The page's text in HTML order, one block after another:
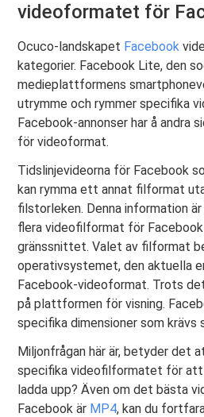
videoformatet för
Ocuco-landskapet Facebook
kategorier. Facebook Lite, den
medieplattformens
utrymme och rymmer specifika
Facebook-annonser har å andra
för videoformat.
Tidslinjevideorna för Facebook
kan rymma ett annat filformat
filstorleken. Denna information
flera videofilformat för
gränssnittet. Valet av filformat
operativsystemet, den aktuella
Facebook-videoformat. Trots
på plattformen för visning.
specifika dimensioner som krävs
Miljonfrågan här är, betyder det
specifika videofilformatet för att
ladda upp? Även om det bästa
Facebook är MP4, kan du